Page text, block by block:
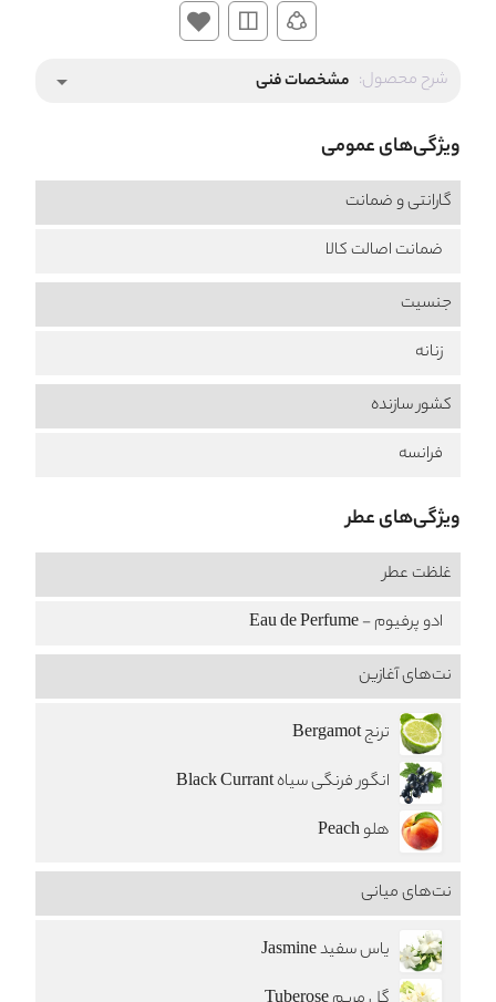
شرح محصول: مشخصات فنی arrow_drop_down
ویژگی‌های عمومی
گارانتی و ضمانت
ضمانت اصالت کالا
جنسیت
زنانه
کشور سازنده
فرانسه
ویژگی‌های عطر
غلظت عطر
ادو پرفیوم - Eau de Perfume
نت‌های آغازین
ترنج Bergamot
انگور فرنگی سیاه Black Currant
هلو Peach
نت‌های میانی
یاس سفید Jasmine